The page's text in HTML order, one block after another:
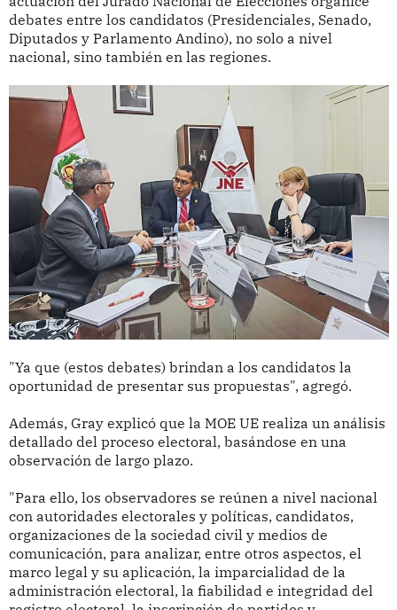
debates entre los candidatos (Presidenciales, Senado,
Diputados y Parlamento Andino), no solo a nivel
nacional, sino también en las regiones.
"Ya que (estos debates) brindan a los candidatos la
oportunidad de presentar sus propuestas", agregó.
Además, Gray explicó que la MOE UE realiza un análisis
detallado del proceso electoral, basándose en una
observación de largo plazo.
"Para ello, los observadores se reúnen a nivel nacional
con autoridades electorales y políticas, candidatos,
organizaciones de la sociedad civil y medios de
comunicación, para analizar, entre otros aspectos, el
marco legal y su aplicación, la imparcialidad de la
administración electoral, la fiabilidad e integridad del